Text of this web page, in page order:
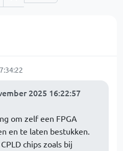
2025 16:22:57
om zelf een FPGA
en te laten bestukken.
chips zoals bij